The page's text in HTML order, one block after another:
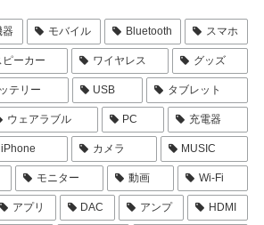
器 モバイル Bluetooth スマホ
ピーカー ワイヤレス グッズ
テリー USB タブレット
ウェアラブル PC 充電器
iPhone カメラ MUSIC
モニター 動画 Wi-Fi
アプリ DAC アンプ HDMI